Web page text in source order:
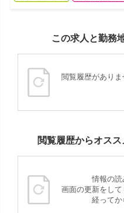
この求人と勤務
閲覧履歴があり
閲覧履歴からオス
情報の読
画面の更新をして
経ってか